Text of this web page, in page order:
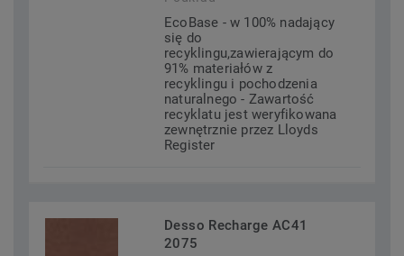
EcoBase - w 100% nadający
się do
recyklingu,zawierającym do
91% materiałów z
recyklingu i pochodzenia
naturalnego - Zawartość
recyklatu jest weryfikowana
zewnętrznie przez Lloyds
Register
Desso Recharge AC41
2075